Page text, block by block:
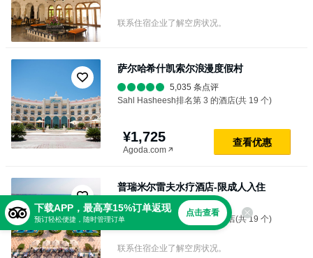
联系住宿企业了解空房状况。
萨尔哈希什凯索尔浪漫度假村
¥1,725
Agoda.com
查⁠看⁠优⁠惠
5,035 条点评
Sahl Hasheesh排名第 3 的酒店(共 19 个)
普瑞米尔雷夫水疗酒店-限成人入住
联系住宿企业了解空房状况。
12,854 条点评
Sahl Hasheesh排名第 4 的酒店(共 19 个)
下载APP，最高享15%订单返现
预订轻松便捷，随时管理订单
点击查看